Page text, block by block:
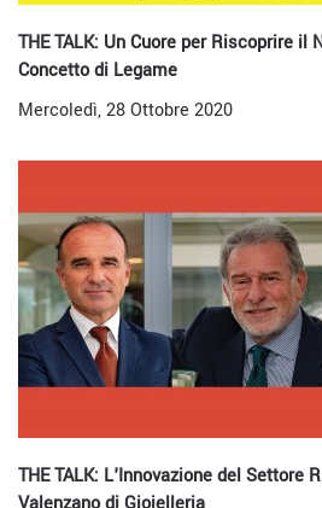
THE TALK: Un Cuore per Riscoprire il
Concetto di Legame
Mercoledì, 28 Ottobre 2020
THE TALK: L'Innovazione del Settore